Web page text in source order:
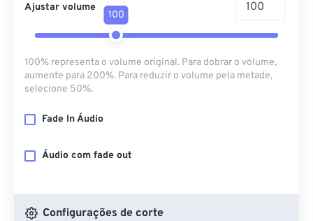
Ajustar volume
100
100% representa o volume original. Para dobrar o volume,
aumente para 200%. Para reduzir o volume pela metade,
selecione 50%.
Fade In Áudio
Áudio com fade out
Configurações de corte